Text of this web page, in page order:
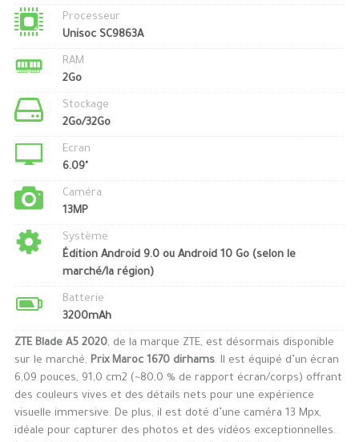
Processeur
Unisoc SC9863A
RAM
2Go
Stockage
2Go/32Go
Ecran
6.09"
Caméra
13MP
Système
Édition Android 9.0 ou Android 10 Go (selon le
marché/la région)
Batterie
3200mAh
ZTE Blade A5 2020, de la marque ZTE, est désormais disponible
sur le marché, Prix Maroc 1670 dirhams. Il est équipé d’un écran
6,09 pouces, 91,0 cm2 (~80,0 % de rapport écran/corps) offrant
des couleurs vives et des détails nets pour une expérience
visuelle immersive. De plus, il est doté d’une caméra 13 Mpx,
idéale pour capturer des photos et des vidéos exceptionnelles.